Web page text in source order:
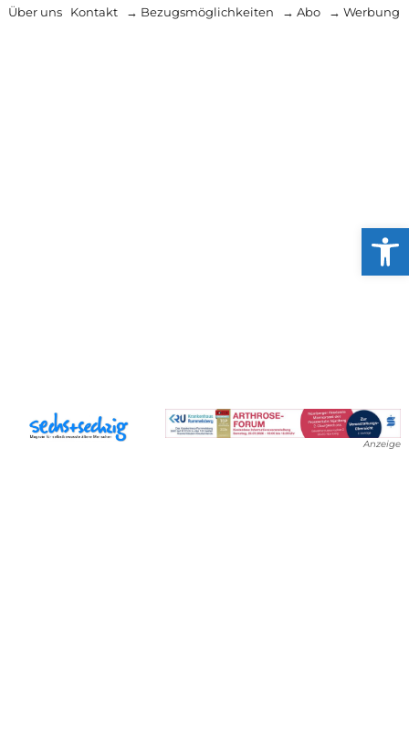
Über uns Kontakt → Bezugsmöglichkeiten → Abo → Werbung
Anzeige